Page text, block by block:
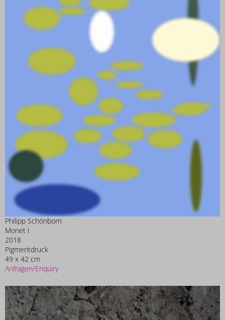
Philipp Schönborn
Monet I
2018
Pigmentdruck
49 x 42 cm
Anfragen/Enquiry